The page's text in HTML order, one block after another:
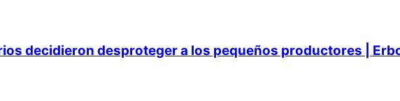
decidieron desproteger a los pequeños productores |